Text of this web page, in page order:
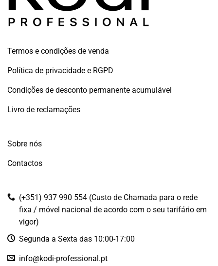
Termos e condições de venda
Política de privacidade e RGPD
Condições de desconto permanente acumulável
Livro de reclamações
Sobre nós
Contactos
(+351) 937 990 554 (Custo de Chamada para o rede
fixa / móvel nacional de acordo com o seu tarifário em
vigor)
Segunda a Sexta das 10:00-17:00
info@kodi-professional.pt